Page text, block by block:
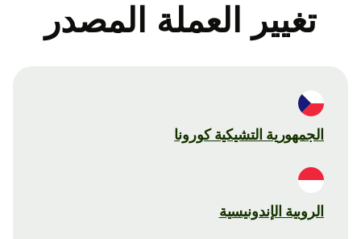
تغيير العملة المصدر
الجمهورية التشيكية كورونا
الروبية الإندونيسية